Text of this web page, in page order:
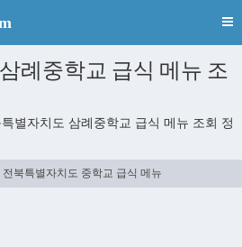
례중학교 급식 메뉴 조
별자치도 삼례중학교 급식 메뉴 조회 정
전북특별자치도 중학교 급식 메뉴